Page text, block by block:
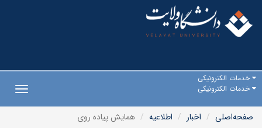
خدمات الکترونیکی
خدمات الکترونیکی
صفحه‌اصلی
اخبار اطلاعیه همایش پیاده روی